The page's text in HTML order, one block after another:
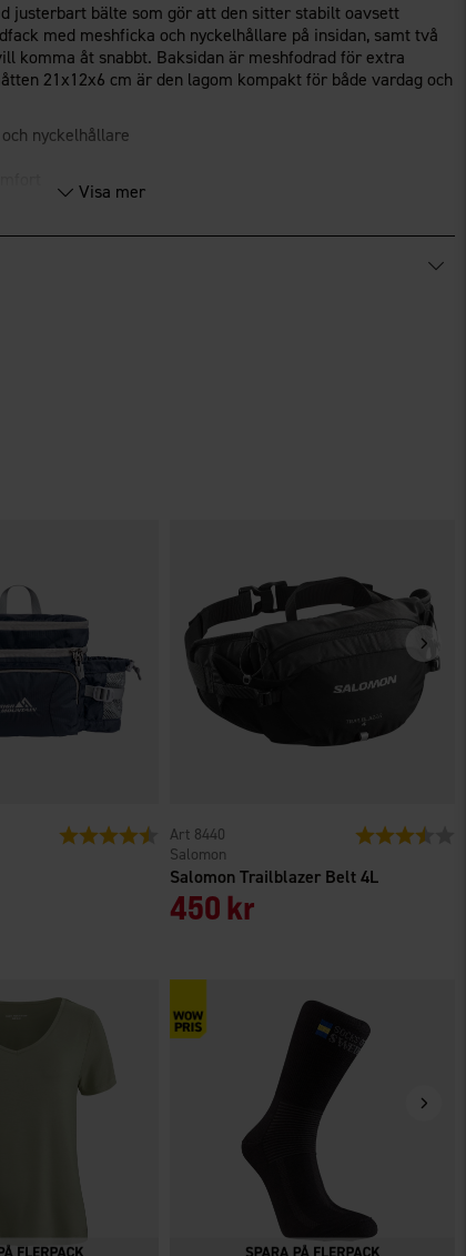
justerbart bälte som gör att den sitter stabilt oavsett
med meshficka och nyckelhållare på insidan, samt två
komma åt snabbt. Baksidan är meshfodrad för extra
21x12x6 cm är den lagom kompakt för både vardag och
nyckelhållare
Visa mer
Betyg: 4.9 utav 5 stjärnor
Salomon Trailblazer Belt 4L
Salomon
8440
450 kr
Betyg: